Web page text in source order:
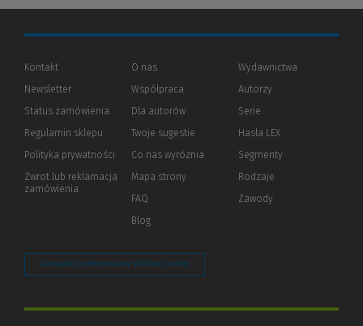
Kontakt
Newsletter
Status zamówienia
Regulamin sklepu
Polityka prywatności (Nowe
(Link
innej
Zwrot lub reklamacja
zamówienia
O nas
Współpraca
Dla autorów(Nowe
(Link
innej
Twoje sugestie
Co nas wyróżnia
Mapa strony
FAQ
Blog
Wydawnictwa
Autorzy
Serie
Hasła LEX
Segmenty
Rodzaje
Zawody
Zarządzaj preferencjami plików cookie